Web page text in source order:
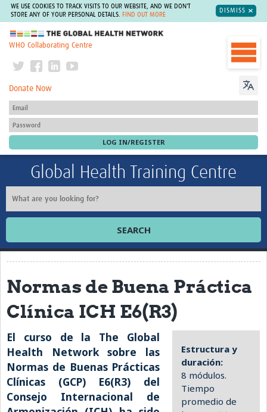
WE USE COOKIES TO TRACK VISITS TO OUR WEBSITE, AND WE DON'T
STORE ANY OF YOUR PERSONAL DETAILS.
FIND OUT MORE
DISMISS
The Global Health Network
WHO Collaborating Centre
Donate Now
Global Health Training Centre
SEARCH
Home
eLearning Courses
PgDip in GHR
Professional Development
Background
Scoring & Moderation
Normas de Buena Práctica
Clínica ICH E6(R3)
Estructura y
duración:
8 módulos.
Tiempo
promedio de
El curso de la The Global
Health Network sobre las
Normas de Buenas Prácticas
Clínicas (GCP) E6(R3) del
Consejo Internacional de